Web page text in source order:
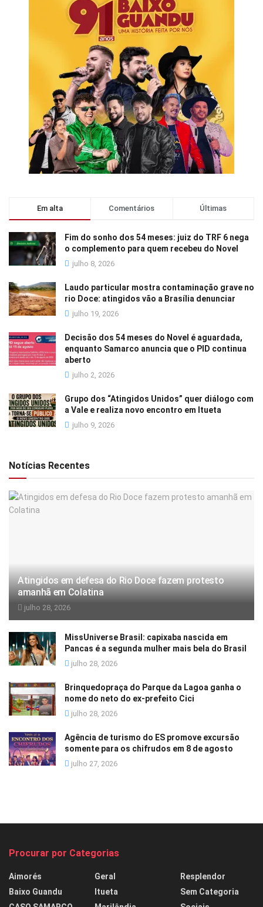
Em alta Comentários Últimas
Fim do sonho dos 54 meses: juiz do TRF 6 nega
o complemento para quem recebeu do Novel
julho 8, 2026
Laudo particular mostra contaminação grave no
rio Doce: atingidos vão a Brasília denunciar
julho 19, 2026
Decisão dos 54 meses do Novel é aguardada,
enquanto Samarco anuncia que o PID continua
aberto
julho 2, 2026
Grupo dos “Atingidos Unidos” quer diálogo com
a Vale e realiza novo encontro em Itueta
julho 9, 2026
Notícias Recentes
Atingidos em defesa do Rio Doce fazem protesto
amanhã em Colatina
julho 28, 2026
MissUniverse Brasil: capixaba nascida em
Pancas é a segunda mulher mais bela do Brasil
julho 28, 2026
Brinquedopraça do Parque da Lagoa ganha o
nome do neto do ex-prefeito Cici
julho 28, 2026
Agência de turismo do ES promove excursão
somente para os chifrudos em 8 de agosto
julho 27, 2026
Procurar por Categorias
Aimorés
Baixo Guandu
Geral
Itueta
Resplendor
Sem Categoria